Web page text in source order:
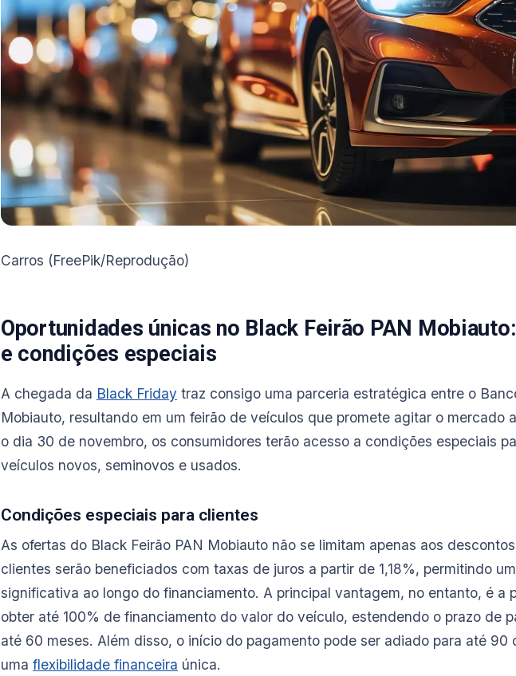
Carros (FreePik/Reprodução)
Oportunidades únicas no Black Feirão PAN
e condições especiais
A chegada da Black Friday traz consigo uma parceria estratégica entre o
Mobiauto, resultando em um feirão de veículos que promete agitar o mercado
o dia 30 de novembro, os consumidores terão acesso a condições especiais
veículos novos, seminovos e usados.
Condições especiais para clientes
As ofertas do Black Feirão PAN Mobiauto não se limitam apenas aos
clientes serão beneficiados com taxas de juros a partir de 1,18%, permitindo
significativa ao longo do financiamento. A principal vantagem, no entanto, é a
obter até 100% de financiamento do valor do veículo, estendendo o prazo de
até 60 meses. Além disso, o início do pagamento pode ser adiado para até 90
uma flexibilidade financeira única.